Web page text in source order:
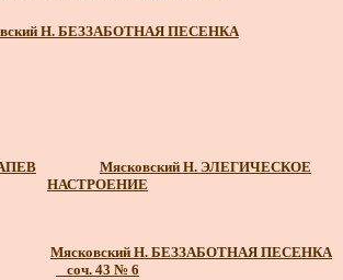
Н. БЕЗЗАБОТНАЯ ПЕСЕНКА
Мясковский Н. ЭЛЕГИЧЕСКОЕ
НАСТРОЕНИЕ
Мясковский Н. БЕЗЗАБОТНАЯ ПЕСЕНКА
_ соч. 43 № 6